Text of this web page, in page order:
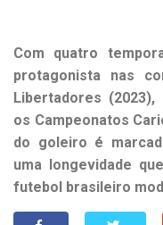
Com quatro
protagonista nas
Libertadores (2023),
os Campeonatos
do goleiro é
uma longevidade
futebol brasileiro